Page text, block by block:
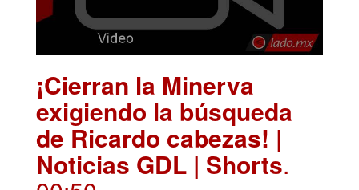
¡Cierran la Minerva
exigiendo la búsqueda
de Ricardo cabezas! |
Noticias GDL | Shorts.